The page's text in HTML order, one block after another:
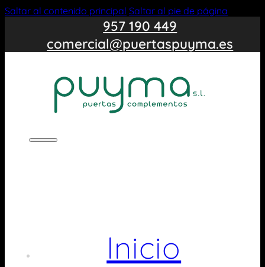
Saltar al contenido principal Saltar al pie de página
957 190 449
comercial@puertaspuyma.es
Inicio